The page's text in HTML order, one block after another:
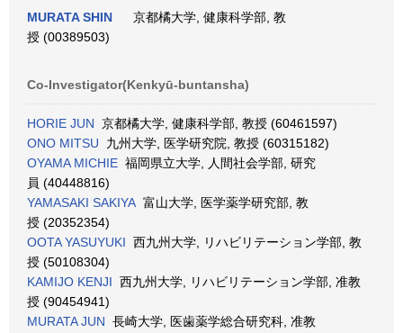
MURATA SHIN
京都橘大学, 健康科学部, 教
授 (00389503)
Co-Investigator(Kenkyū-buntansha)
HORIE JUN 京都橘大学, 健康科学部, 教授 (60461597)
ONO MITSU 九州大学, 医学研究院, 教授 (60315182)
OYAMA MICHIE 福岡県立大学, 人間社会学部, 研究
員 (40448816)
YAMASAKI SAKIYA 富山大学, 医学薬学研究部, 教
授 (20352354)
OOTA YASUYUKI 西九州大学, リハビリテーション学部, 教
授 (50108304)
KAMIJO KENJI 西九州大学, リハビリテーション学部, 准教
授 (90454941)
MURATA JUN 長崎大学, 医歯薬学総合研究科, 准教